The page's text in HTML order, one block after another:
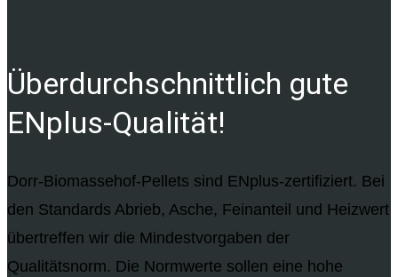
Über­durchschnittlich gute
ENplus-Qualität!
Dorr-Biomassehof-Pellets sind ENplus-zertifiziert. Bei
den Standards Abrieb, Asche, Feinanteil und Heizwert
übertreffen wir die Mindestvorgaben der
Qualitätsnorm. Die Normwerte sollen eine hohe